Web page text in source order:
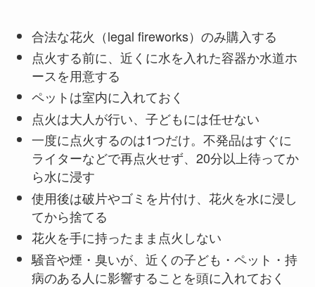
合法な花火（legal fireworks）のみ購入する
点火する前に、近くに水を入れた容器か水道ホ
ースを用意する
ペットは室内に入れておく
点火は大人が行い、子どもには任せない
一度に点火するのは1つだけ。不発品はすぐに
ライターなどで再点火せず、20分以上待ってか
ら水に浸す
使用後は破片やゴミを片付け、花火を水に浸し
てから捨てる
花火を手に持ったまま点火しない
騒音や煙・臭いが、近くの子ども・ペット・持
病のある人に影響することを頭に入れておく